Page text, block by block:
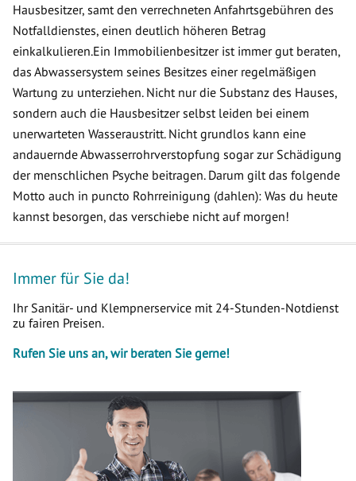
Hausbesitzer, samt den verrechneten Anfahrtsgebühren des
Notfalldienstes, einen deutlich höheren Betrag
einkalkulieren.Ein Immobilienbesitzer ist immer gut beraten,
das Abwassersystem seines Besitzes einer regelmäßigen
Wartung zu unterziehen. Nicht nur die Substanz des Hauses,
sondern auch die Hausbesitzer selbst leiden bei einem
unerwarteten Wasseraustritt. Nicht grundlos kann eine
andauernde Abwasserrohrverstopfung sogar zur Schädigung
der menschlichen Psyche beitragen. Darum gilt das folgende
Motto auch in puncto Rohrreinigung (dahlen): Was du heute
kannst besorgen, das verschiebe nicht auf morgen!
Immer für Sie da!
Ihr Sanitär- und Klempnerservice mit 24-Stunden-Notdienst
zu fairen Preisen.
Rufen Sie uns an, wir beraten Sie gerne!